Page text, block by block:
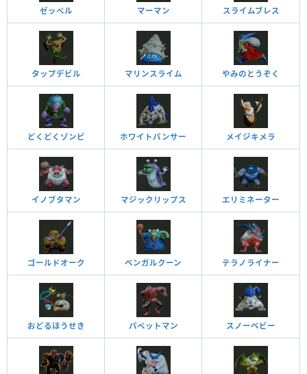
ゼッペル マーマン スライムブレス
タップデビル マリンスライム やみのとうぞく
どくどくゾンビ ホワイトパンサー メイジキメラ
イノブタマン マジックリップス エリミネーター
ゴールドオーク ベンガルクーン テラノライナー
おどるほうせき パペットマン スノーベビー